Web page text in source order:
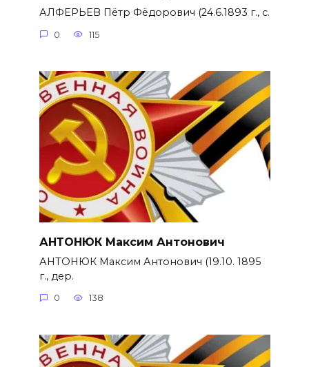
АЛФЕРЬЕВ Пётр Фёдорович (24.6.1893 г., с.
0 115
АНТОНЮК Максим Антонович
АНТОНЮК Максим Антонович (19.10. 1895
г., дер.
0 138